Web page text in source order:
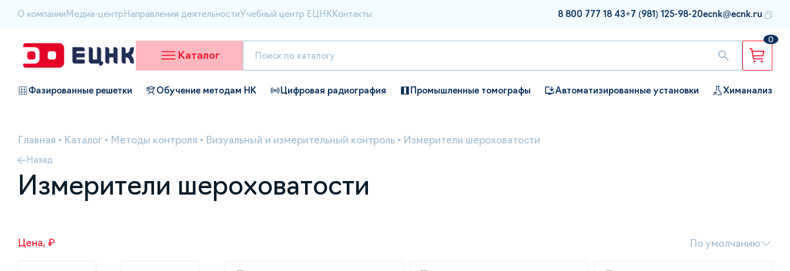
О компании Медиа-центр Направления деятельностиУчебный центр ЕЦНК Контакты 8 800 777 18 43+7 (981) 125-98-20ecnk@ecnk.ru
Каталог
0
Фазированные решетки Обучение методам НК Цифровая радиография Промышленные томографы Автоматизированные установки Химанализ
Главная • Каталог • Методы контроля • Визуальный и измерительный контроль • Измерители шероховатости
Назад
Измерители шероховатости
Цена, ₽ По умолчанию